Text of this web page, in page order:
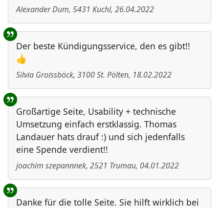
Alexander Dum, 5431 Kuchl, 26.04.2022
Der beste Kündigungsservice, den es gibt!!
👍
Silvia Groissböck, 3100St. Pölten, 18.02.2022
Großartige Seite, Usability + technische
Umsetzung einfach erstklassig. Thomas
Landauer hats drauf :) und sich jedenfalls
eine Spende verdient!!
joachim szepannnek, 2521 Trumau, 04.01.2022
Danke für die tolle Seite. Sie hilft wirklich bei